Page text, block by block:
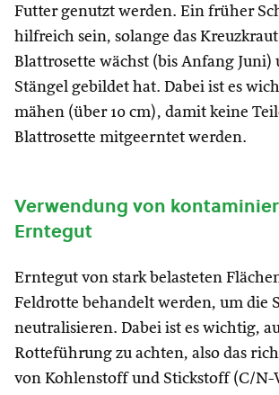
Futter genutzt werden. Ein früher
hilfreich sein, solange das
Blattrosette wächst (bis Anfang Juni)
Stängel gebildet hat. Dabei ist es
mähen (über 10 cm), damit keine
Blattrosette mitgeerntet werden.
Verwendung von
Erntegut
Erntegut von stark belasteten
Feldrotte behandelt werden, um die
neutralisieren. Dabei ist es wichtig,
Rotteführung zu achten, also das
von Kohlenstoff und Stickstoff (C/N-